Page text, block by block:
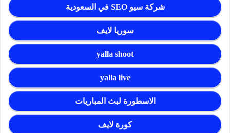
شركة سيو SEO في السعودية
سوريا لايف
yalla shoot
yalla live
الاسطورة لبث المباريات
كورة لايف